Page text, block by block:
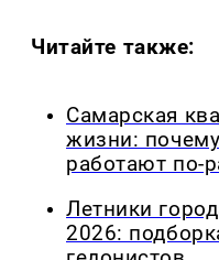
Читайте также:
Самарская
жизни:
работают по-
Летники
2026: